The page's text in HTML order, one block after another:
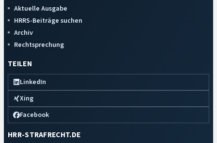
Aktuelle Ausgabe
HRRS-Beiträge suchen
Archiv
Rechtsprechung
TEILEN
LinkedIn
Xing
Facebook
HRR-STRAFRECHT.DE